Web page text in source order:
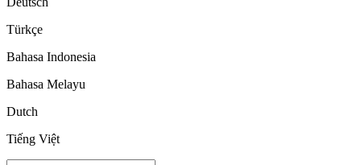
Türkçe
Bahasa Indonesia
Bahasa Melayu
Dutch
Tiếng Việt